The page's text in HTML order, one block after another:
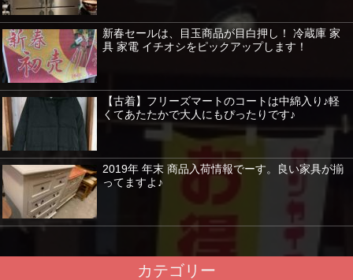
新春セールは、目玉商品が目白押し！ 冷蔵庫 家
具 家電 イチオシをピックアップします！
【古着】フリーズマートのコートは中綿入り♪軽
くてあたたかで大人にもぴったりです♪
2019年 年末 商品入荷情報でーす。良い家具が揃
ってますよ♪
カテゴリー